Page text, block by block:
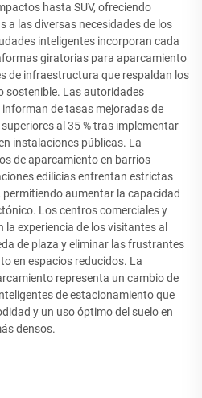
hasta SUV, ofreciendo
a las diversas necesidades de los
inteligentes incorporan cada
giratorias para aparcamiento
de infraestructura que respaldan los
sostenible. Las autoridades
de tasas mejoradas de
al 35 % tras implementar
instalaciones públicas. La
de aparcamiento en barrios
edilicias enfrentan estrictas
aumentar la capacidad
Los centros comerciales y
experiencia de los visitantes al
de plaza y eliminar las frustrantes
en espacios reducidos. La
representa un cambio de
de estacionamiento que
y un uso óptimo del suelo en
densos.